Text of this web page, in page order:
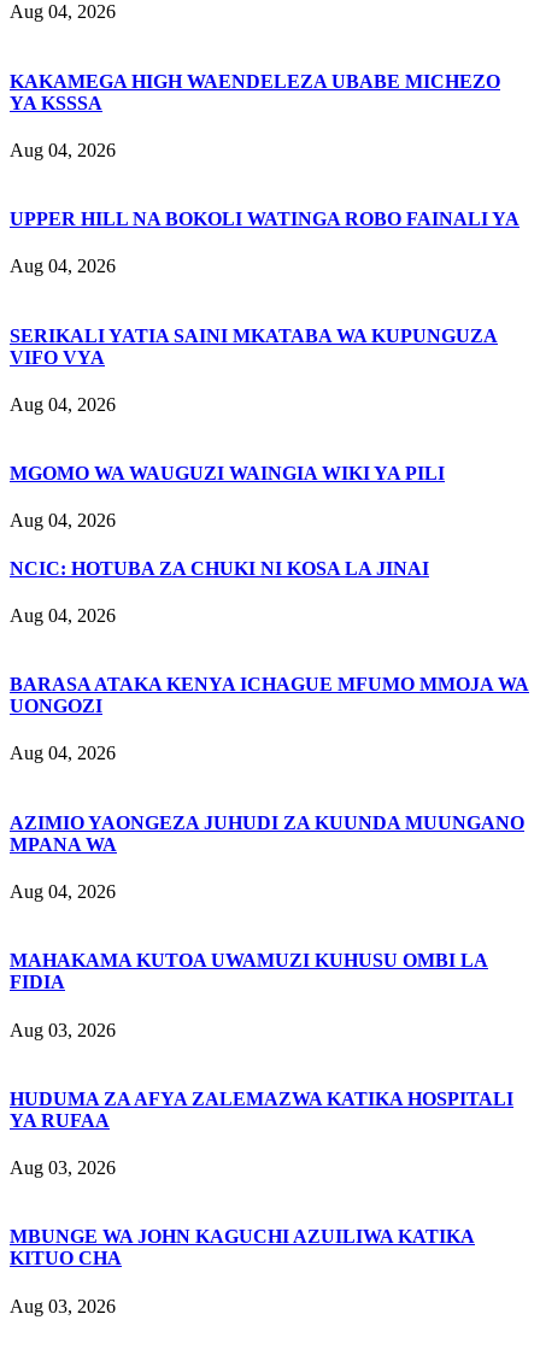
Aug 04, 2026
KAKAMEGA HIGH WAENDELEZA UBABE MICHEZO
YA KSSSA
Aug 04, 2026
UPPER HILL NA BOKOLI WATINGA ROBO FAINALI YA
Aug 04, 2026
SERIKALI YATIA SAINI MKATABA WA KUPUNGUZA
VIFO VYA
Aug 04, 2026
MGOMO WA WAUGUZI WAINGIA WIKI YA PILI
Aug 04, 2026
NCIC: HOTUBA ZA CHUKI NI KOSA LA JINAI
Aug 04, 2026
BARASA ATAKA KENYA ICHAGUE MFUMO MMOJA WA
UONGOZI
Aug 04, 2026
AZIMIO YAONGEZA JUHUDI ZA KUUNDA MUUNGANO
MPANA WA
Aug 04, 2026
MAHAKAMA KUTOA UWAMUZI KUHUSU OMBI LA
FIDIA
Aug 03, 2026
HUDUMA ZA AFYA ZALEMAZWA KATIKA HOSPITALI
YA RUFAA
Aug 03, 2026
MBUNGE WA JOHN KAGUCHI AZUILIWA KATIKA
KITUO CHA
Aug 03, 2026